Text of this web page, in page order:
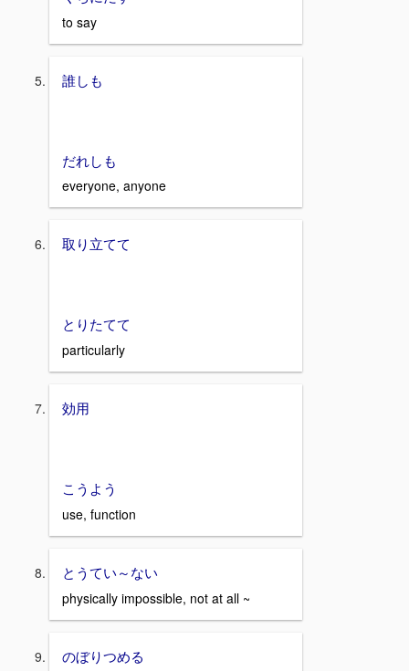
to say
誰しも
だれしも
everyone, anyone
取り立てて
とりたてて
particularly
効用
こうよう
use, function
とうてい～ない
physically impossible, not at all ~
のぼりつめる